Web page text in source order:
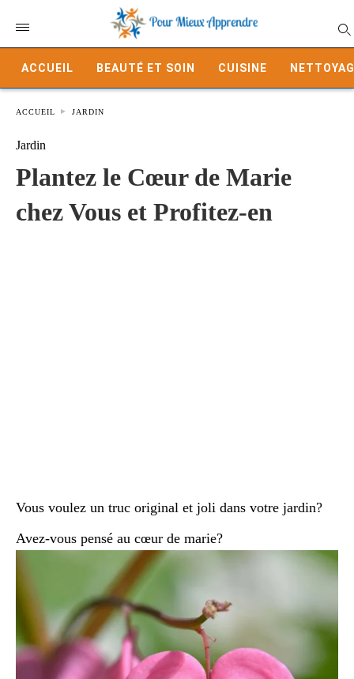
ACCUEIL BEAUTÉ ET SOIN CUISINE
ACCUEIL JARDIN
Jardin
Plantez le Cœur de Marie
chez Vous et Profitez-en
Vous voulez un truc original et joli dans votre jardin?
Avez-vous pensé au cœur de marie?